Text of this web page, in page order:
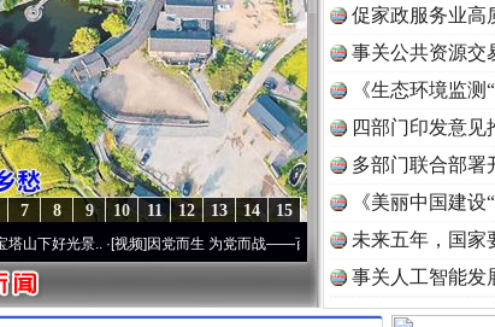
15
14
13
12
11
10
9
8
7
光景..·[视频]因党而生 为党而战——百年“纪”事⑧加强纪律..·[视频] 牢记初心
促家政服务业高
事关公共资源交
《生态环境监
读
四部门印发意见
多部门联合部署
《美丽中国建
未来五年，国家
事关人工智能